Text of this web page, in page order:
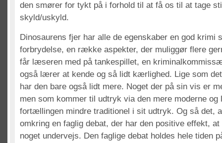
den smører for tykt på i forhold til at få os til at tage
skyld/uskyld.
Dinosaurens fjer har alle de egenskaber en god krimi
forbrydelse, en række aspekter, der muliggør flere
får læseren med på tankespillet, en
også lærer at kende og så lidt kærlighed. Lige som
har den bare også lidt mere. Noget der på sin vis er
men som kommer til udtryk via den mere moderne
fortællingen mindre traditionel i sit udtryk. Og så det,
omkring en faglig debat, der har den positive effekt,
noget undervejs. Den faglige debat holdes hele tiden